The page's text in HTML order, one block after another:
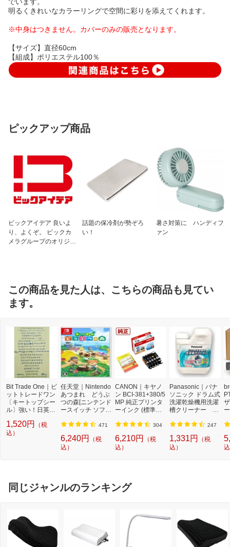
明るくきれいなカラーリングで空間に彩りを添えてくれます。
※中身はつきません。カバーのみの販売となります。
【サイズ】直径60cm
【組成】ポリエステル100％
ピックアップ商品
ビックアイデア 良いよ
り、よくぞ。 ビックカ
メラグループのオリジナ
話題の保冷剤が勢ぞろ
い！
暑さ対策に ハンディフ
ァン
この商品を見た人は、こちらの商品も見てい
ます。
Bit Trade One｜ビ
ットトレードワン
〔キートップシー
ル〕強い！日英対
プシールセット ブ
ルー DYKTSBL
1,520円
（税
込）
任天堂｜Nintendo
あつまれ どうぶ
つの森[ニンテンド
ースイッチ ソフ
471
6,240円
（税
込）
CANON｜キヤノ
ン BCI-381+380/5
MP 純正プリンタ
ーインク (標準容
3813805MP] 304
6,210円
（税
込）
Panasonic｜パナ
ソニック ドラム式
洗濯乾燥機用洗濯
槽クリーナー N-
機 洗浄 洗剤 750m
l NW2]【rb_pcp】
247
1,331円
（税
込）
T
同じジャンルのランキング